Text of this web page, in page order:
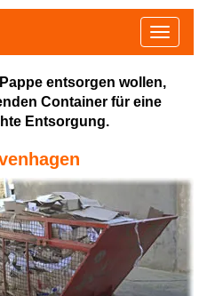
Toggle
entsorgen wollen,
Container für eine
Entsorgung.